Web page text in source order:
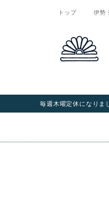
トップ 伊勢
毎週木曜定休になりま